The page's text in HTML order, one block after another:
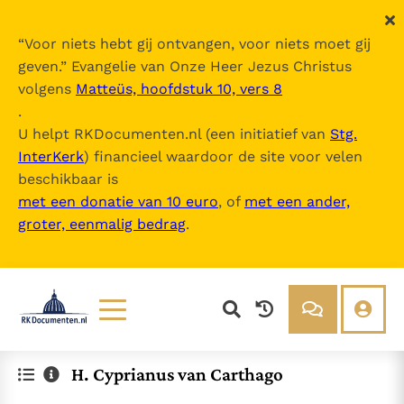
“Voor niets hebt gij ontvangen, voor niets moet gij
geven.” Evangelie van Onze Heer Jezus Christus
volgens Matteüs, hoofdstuk 10, vers 8
.
U helpt RKDocumenten.nl (een initiatief van Stg.
InterKerk) financieel waardoor de site voor velen
beschikbaar is
met een donatie van 10 euro, of met een ander,
groter, eenmalig bedrag.
Documenten
Over RK Documenten
H. Cyprianus van Carthago